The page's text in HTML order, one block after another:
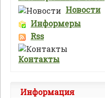
Новости
Информеры
Rss
Контакты
Информация